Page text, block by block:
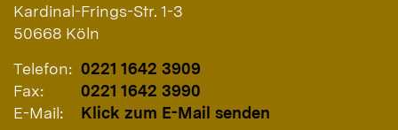
Kardinal-Frings-Str. 1-3
50668 Köln
Telefon: 0221 1642 3909
Fax:
0221 1642 3990
E-Mail:
Klick zum E-Mail senden